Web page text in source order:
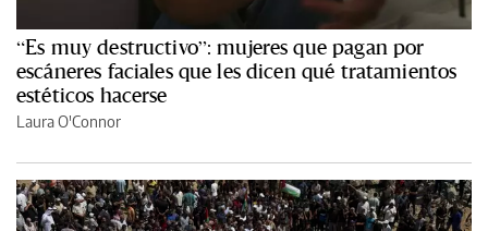
“Es muy destructivo”: mujeres que pagan por
escáneres faciales que les dicen qué tratamientos
estéticos hacerse
Laura O'Connor